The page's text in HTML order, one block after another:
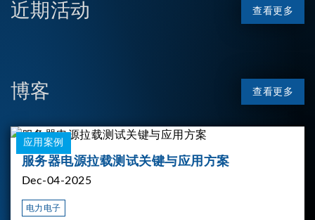
近期活动 查看更多
博客 查看更多
应用案例
服务器电源拉载测试关键与应用方案
Dec-04-2025
电力电子